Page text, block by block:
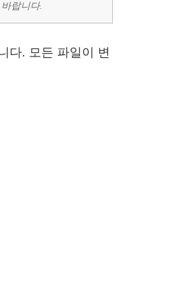
랍니다.
다. 모든 파일이 변